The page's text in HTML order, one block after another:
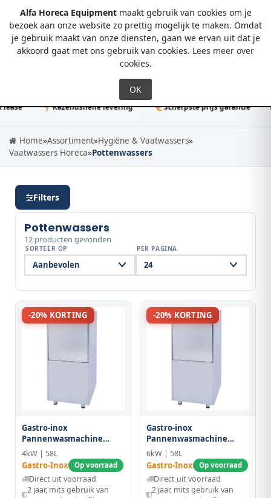
Alfa Horeca Equipmentmaakt gebruik van cookies om je
bezoek aan onze website zo prettig mogelijk te maken. Omdat
je gebruik maakt van onze diensten, gaan we ervan uit dat je
akkoord gaat met ons gebruik van cookies. Lees meer over
cookies.
0
Razendsnelle levering Scherpste prijs garantie
Home»Assortiment»Hygiëne & Vaatwassers»
Vaatwassers Horeca»Pottenwassers
Filters
Pottenwassers
12 producten gevonden
SORTEER OP PER PAGINA
-20% KORTING
Gastro-inox
Pannenwasmachine
60x50, 230v
4kW | 58L
Gastro-Inox Op voorraad
Direct uit voorraad
2 jaar, mits gebruik van
-20% KORTING
Gastro-inox
Pannenwasmachine
60x50, 400v
6kW | 58L
Gastro-Inox Op voorraad
Direct uit voorraad
2 jaar, mits gebruik van